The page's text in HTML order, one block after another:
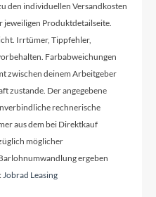
den individuellen Versandkosten
jeweiligen Produktdetailseite.
Irrtümer, Tippfehler,
Farbabweichungen
zwischen deinem Arbeitgeber
zustande. Der angegebene
rechnerische
aus dem bei Direktkauf
möglicher
ergeben
Jobrad Leasing